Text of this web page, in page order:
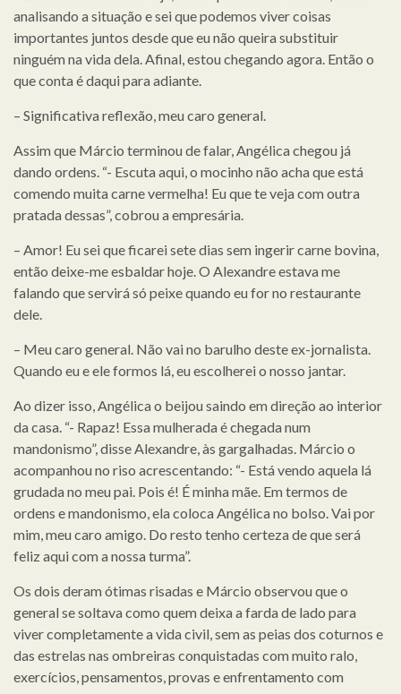
analisando a situação e sei que podemos viver coisas
importantes juntos desde que eu não queira substituir
ninguém na vida dela. Afinal, estou chegando agora. Então o
que conta é daqui para adiante.
– Significativa reflexão, meu caro general.
Assim que Márcio terminou de falar, Angélica chegou já
dando ordens. “- Escuta aqui, o mocinho não acha que está
comendo muita carne vermelha! Eu que te veja com outra
pratada dessas”, cobrou a empresária.
– Amor! Eu sei que ficarei sete dias sem ingerir carne bovina,
então deixe-me esbaldar hoje. O Alexandre estava me
falando que servirá só peixe quando eu for no restaurante
dele.
– Meu caro general. Não vai no barulho deste ex-jornalista.
Quando eu e ele formos lá, eu escolherei o nosso jantar.
Ao dizer isso, Angélica o beijou saindo em direção ao interior
da casa. “- Rapaz! Essa mulherada é chegada num
mandonismo”, disse Alexandre, às gargalhadas. Márcio o
acompanhou no riso acrescentando: “- Está vendo aquela lá
grudada no meu pai. Pois é! É minha mãe. Em termos de
ordens e mandonismo, ela coloca Angélica no bolso. Vai por
mim, meu caro amigo. Do resto tenho certeza de que será
feliz aqui com a nossa turma”.
Os dois deram ótimas risadas e Márcio observou que o
general se soltava como quem deixa a farda de lado para
viver completamente a vida civil, sem as peias dos coturnos e
das estrelas nas ombreiras conquistadas com muito ralo,
exercícios, pensamentos, provas e enfrentamento com